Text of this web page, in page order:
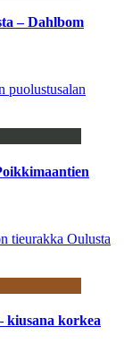
– Dahlbom
puolustusalan
tieurakka Oulusta
kiusana korkea